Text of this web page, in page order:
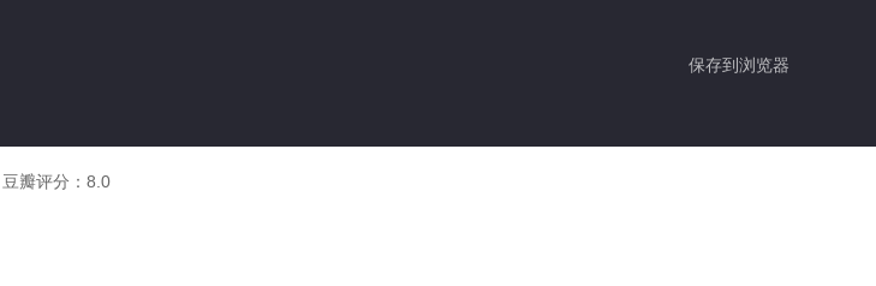
保存到浏览器
豆瓣评分： 8.0